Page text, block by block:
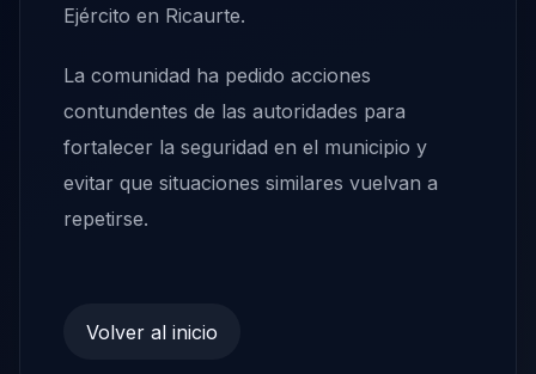
Ejército en Ricaurte.
La comunidad ha pedido acciones
contundentes de las autoridades para
fortalecer la seguridad en el municipio y
evitar que situaciones similares vuelvan a
repetirse.
Volver al inicio